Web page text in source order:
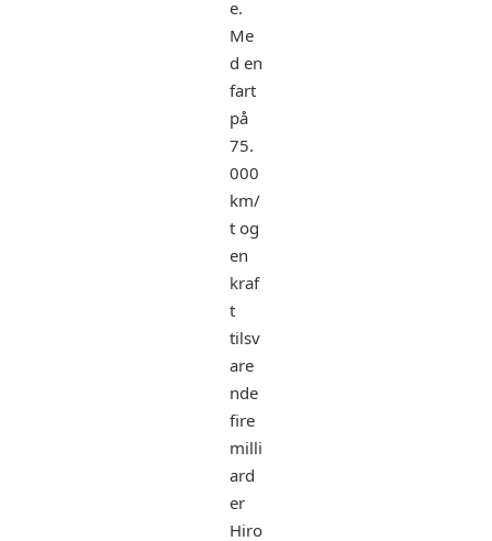
e.
Me
d en
fart
på
75.
000
km/
t og
en
kraf
t
tilsv
are
nde
fire
milli
ard
er
Hiro